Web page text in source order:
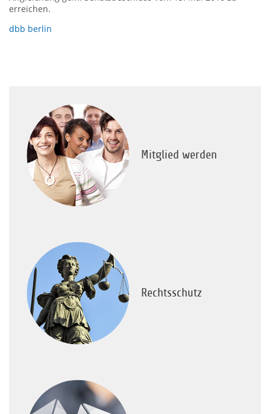
erreichen.
dbb berlin
Mitglied werden
Rechtsschutz